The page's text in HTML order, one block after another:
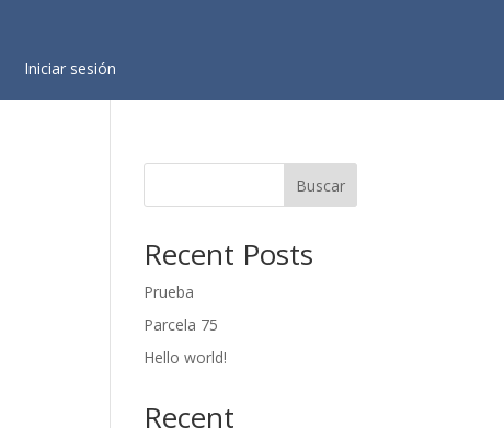
Iniciar sesión
Buscar
Recent Posts
Prueba
Parcela 75
Hello world!
Recent